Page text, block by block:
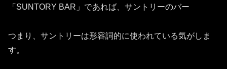
「SUNTORY BAR」であれば、サントリーのバー
つまり、サントリーは形容詞的に使われている気がしま
す。